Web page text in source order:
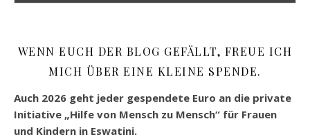
WENN EUCH DER BLOG GEFÄLLT, FREUE ICH
MICH ÜBER EINE KLEINE SPENDE.
Auch 2026 geht jeder gespendete Euro an die private
Initiative „Hilfe von Mensch zu Mensch“ für Frauen
und Kindern in Eswatini.